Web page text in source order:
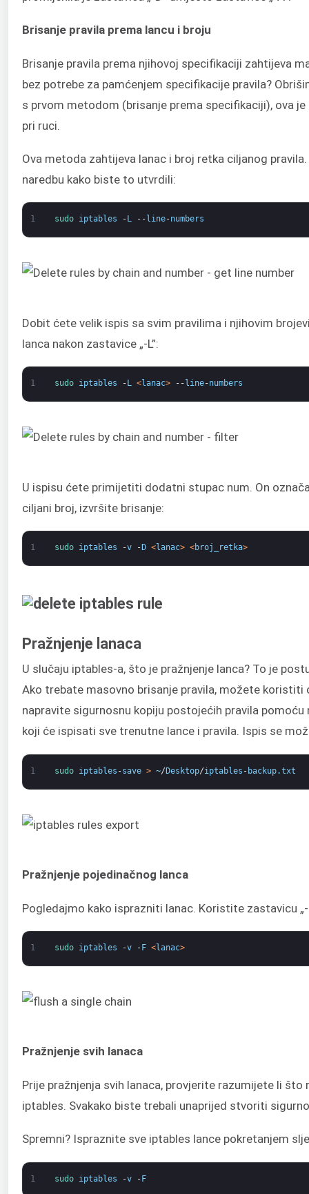
Brisanje pravila prema lancu i broju
Brisanje pravila prema njihovoj specifikaciji zahtijeva
bez potrebe za pamćenjem specifikacije pravila?
s prvom metodom (brisanje prema specifikaciji), ova
pri ruci.
Ova metoda zahtijeva lanac i broj retka ciljanog
naredbu kako biste to utvrdili:
1 sudo iptables - L -- line-numbers
Dobit ćete velik ispis sa svim pravilima i njihovim
lanca nakon zastavice „-L”:
1 sudo iptables - L <lanac> -- line-numbers
U ispisu ćete primijetiti dodatni stupac num. On
ciljani broj, izvršite brisanje:
1 sudo iptables -v - D <lanac> <broj_retka>
Pražnjenje lanaca
U slučaju iptables-a, što je pražnjenje lanca? To je
Ako trebate masovno brisanje pravila, možete koristiti
napravite sigurnosnu kopiju postojećih pravila
koji će ispisati sve trenutne lance i pravila. Ispis se
1 sudo iptables -save > ~/Desktop/iptables - backup.txt
Pražnjenje pojedinačnog lanca
Pogledajmo kako isprazniti lanac. Koristite zastavicu
1 sudo iptables -v - F <lanac>
Pražnjenje svih lanaca
Prije pražnjenja svih lanaca, provjerite razumijete li
iptables. Svakako biste trebali unaprijed stvoriti
Spremni? Ispraznite sve iptables lance pokretanjem
1 sudo iptables -v -F